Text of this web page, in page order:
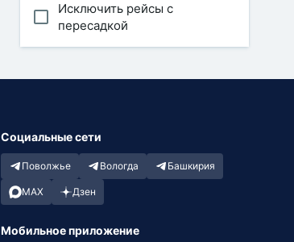
Исключить рейсы с
пересадкой
Социальные сети
Поволжье Вологда Башкирия
MAX Дзен
Мобильное приложение